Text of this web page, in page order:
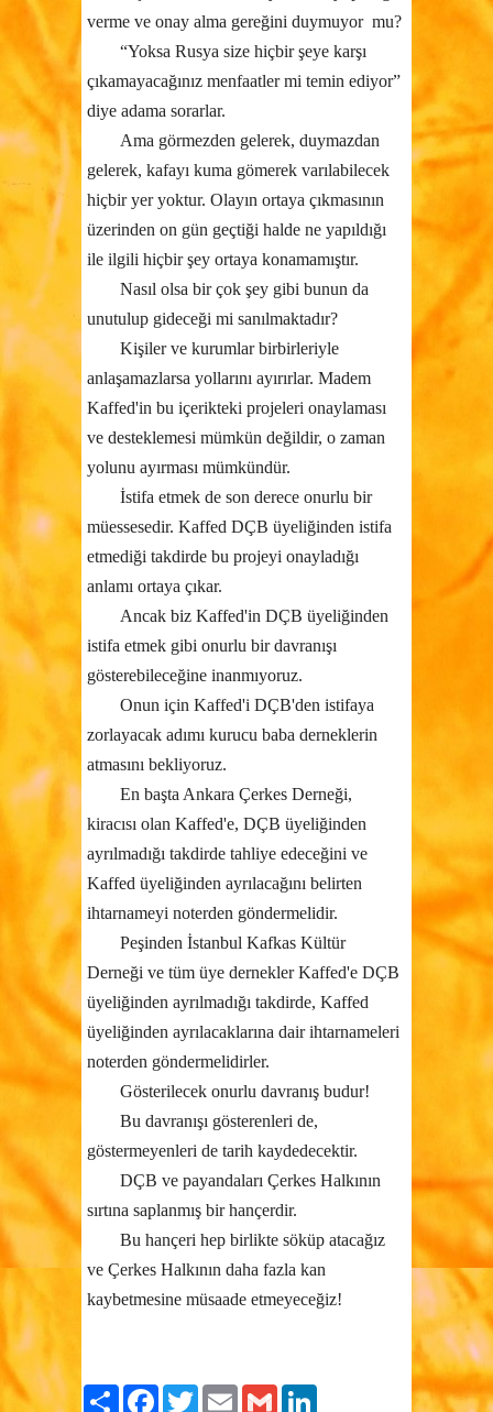
verme ve onay alma gereğini duymuyor mu?
“Yoksa Rusya size hiçbir şeye karşı
çıkamayacağınız menfaatler mi temin ediyor”
diye adama sorarlar.
Ama görmezden gelerek, duymazdan
gelerek, kafayı kuma gömerek varılabilecek
hiçbir yer yoktur. Olayın ortaya çıkmasının
üzerinden on gün geçtiği halde ne yapıldığı
ile ilgili hiçbir şey ortaya konamamıştır.
Nasıl olsa bir çok şey gibi bunun da
unutulup gideceği mi sanılmaktadır?
Kişiler ve kurumlar birbirleriyle
anlaşamazlarsa yollarını ayırırlar. Madem
Kaffed'in bu içerikteki projeleri onaylaması
ve desteklemesi mümkün değildir, o zaman
yolunu ayırması mümkündür.
İstifa etmek de son derece onurlu bir
müessesedir. Kaffed DÇB üyeliğinden istifa
etmediği takdirde bu projeyi onayladığı
anlamı ortaya çıkar.
Ancak biz Kaffed'in DÇB üyeliğinden
istifa etmek gibi onurlu bir davranışı
gösterebileceğine inanmıyoruz.
Onun için Kaffed'i DÇB'den istifaya
zorlayacak adımı kurucu baba derneklerin
atmasını bekliyoruz.
En başta Ankara Çerkes Derneği,
kiracısı olan Kaffed'e, DÇB üyeliğinden
ayrılmadığı takdirde tahliye edeceğini ve
Kaffed üyeliğinden ayrılacağını belirten
ihtarnameyi noterden göndermelidir.
Peşinden İstanbul Kafkas Kültür
Derneği ve tüm üye dernekler Kaffed'e DÇB
üyeliğinden ayrılmadığı takdirde, Kaffed
üyeliğinden ayrılacaklarına dair ihtarnameleri
noterden göndermelidirler.
Gösterilecek onurlu davranış budur!
Bu davranışı gösterenleri de,
göstermeyenleri de tarih kaydedecektir.
DÇB ve payandaları Çerkes Halkının
sırtına saplanmış bir hançerdir.
Bu hançeri hep birlikte söküp atacağız
ve Çerkes Halkının daha fazla kan
kaybetmesine müsaade etmeyeceğiz!
PaylaşFacebook
TwitterEmailGmail